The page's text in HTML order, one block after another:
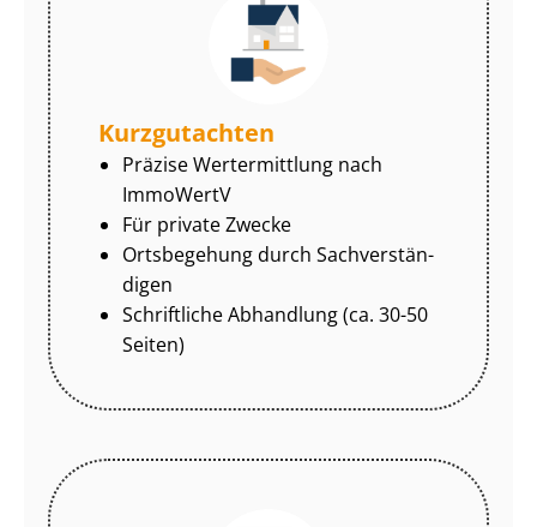
Kurzgutachten
Präzise Wertermittlung nach
ImmoWertV
Für private Zwecke
Ortsbegehung durch Sach­ver­stän­
di­gen
Schriftliche Abhandlung (ca. 30-50
Seiten)